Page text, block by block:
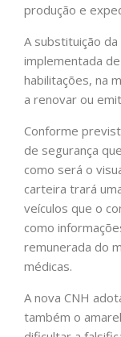
produção e
A substituição
implementada
habilitações, na
a renovar ou
Conforme
de segurança
como será o
carteira trará
veículos que o
como
remunerada do
médicas.
A nova CNH
também o